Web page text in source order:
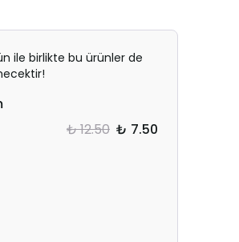
ile birlikte bu ürünler de
₺ 12.50 ₺ 7.50